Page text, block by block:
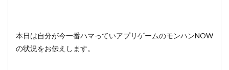
本日は自分が今一番ハマっていアプリゲームのモンハンNOW
の状況をお伝えします。